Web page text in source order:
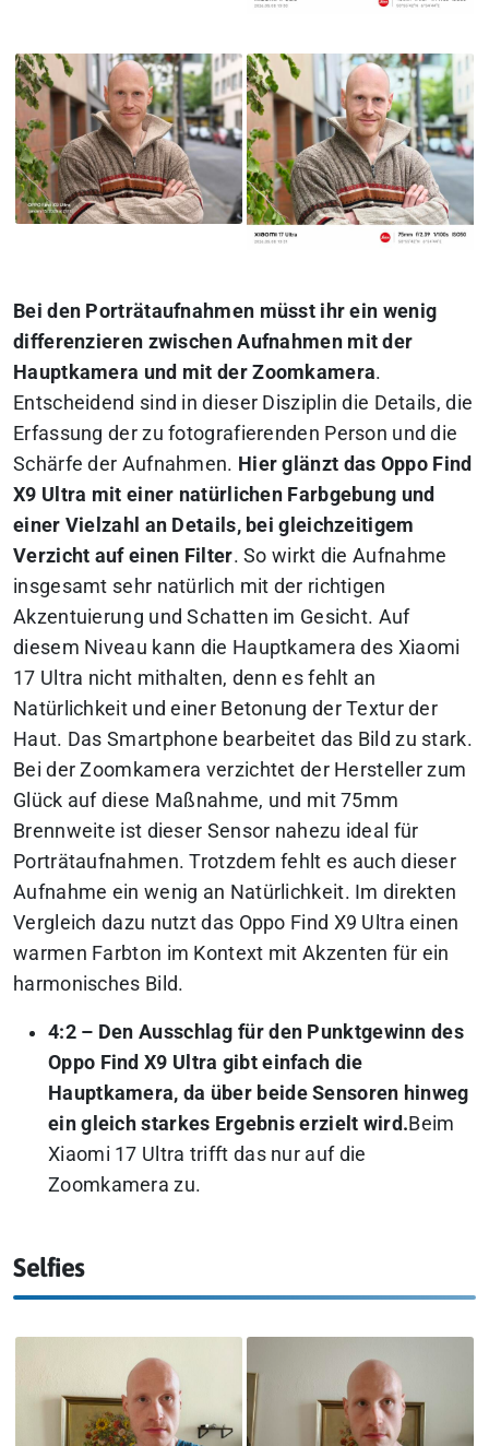
Bei den Porträtaufnahmen müsst ihr ein wenig
differenzieren zwischen Aufnahmen mit der
Hauptkamera und mit der Zoomkamera.
Entscheidend sind in dieser Disziplin die Details, die
Erfassung der zu fotografierenden Person und die
Schärfe der Aufnahmen. Hier glänzt das Oppo Find
X9 Ultra mit einer natürlichen Farbgebung und
einer Vielzahl an Details, bei gleichzeitigem
Verzicht auf einen Filter. So wirkt die Aufnahme
insgesamt sehr natürlich mit der richtigen
Akzentuierung und Schatten im Gesicht. Auf
diesem Niveau kann die Hauptkamera des Xiaomi
17 Ultra nicht mithalten, denn es fehlt an
Natürlichkeit und einer Betonung der Textur der
Haut. Das Smartphone bearbeitet das Bild zu stark.
Bei der Zoomkamera verzichtet der Hersteller zum
Glück auf diese Maßnahme, und mit 75mm
Brennweite ist dieser Sensor nahezu ideal für
Porträtaufnahmen. Trotzdem fehlt es auch dieser
Aufnahme ein wenig an Natürlichkeit. Im direkten
Vergleich dazu nutzt das Oppo Find X9 Ultra einen
warmen Farbton im Kontext mit Akzenten für ein
harmonisches Bild.
4:2 – Den Ausschlag für den Punktgewinn des
Oppo Find X9 Ultra gibt einfach die
Hauptkamera, da über beide Sensoren hinweg
ein gleich starkes Ergebnis erzielt wird.Beim
Xiaomi 17 Ultra trifft das nur auf die
Zoomkamera zu.
Selfies